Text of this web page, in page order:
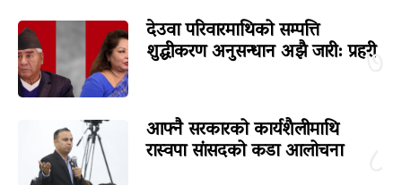
७
देउवा परिवारमाथिको सम्पत्ति
शुद्धीकरण अनुसन्धान अझै जारी: प्रहरी
आफ्नै सरकारको कार्यशैलीमाथि
रास्वपा सांसदको कडा आलोचना